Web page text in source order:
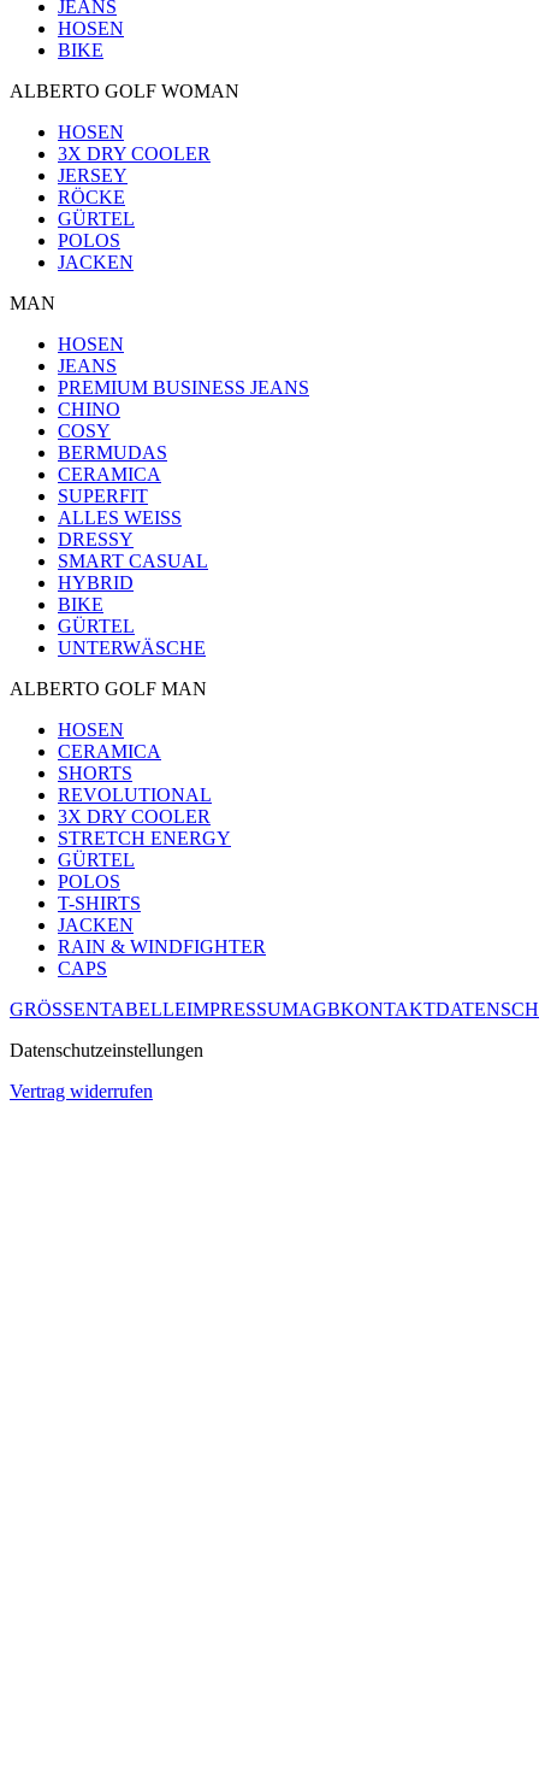
JEANS
HOSEN
BIKE
ALBERTO GOLF WOMAN
HOSEN
3X DRY COOLER
JERSEY
RÖCKE
GÜRTEL
POLOS
JACKEN
MAN
HOSEN
JEANS
PREMIUM BUSINESS JEANS
CHINO
COSY
BERMUDAS
CERAMICA
SUPERFIT
ALLES WEISS
DRESSY
SMART CASUAL
HYBRID
BIKE
GÜRTEL
UNTERWÄSCHE
ALBERTO GOLF MAN
HOSEN
CERAMICA
SHORTS
REVOLUTIONAL
3X DRY COOLER
STRETCH ENERGY
GÜRTEL
POLOS
T-SHIRTS
JACKEN
RAIN & WINDFIGHTER
CAPS
GRÖSSENTABELLEIMPRESSUMAGBKONTAKT
Datenschutzeinstellungen
Vertrag widerrufen